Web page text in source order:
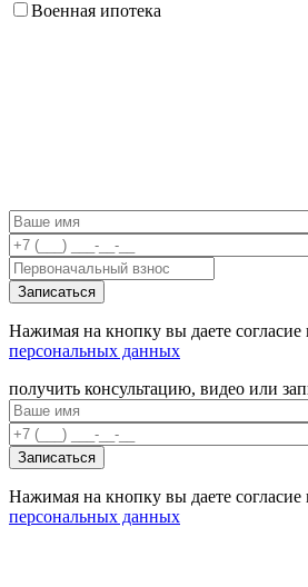
Военная ипотека
Нажимая на кнопку вы даете согласие
персональных данных
получить консультацию, видео или
Нажимая на кнопку вы даете согласие
персональных данных